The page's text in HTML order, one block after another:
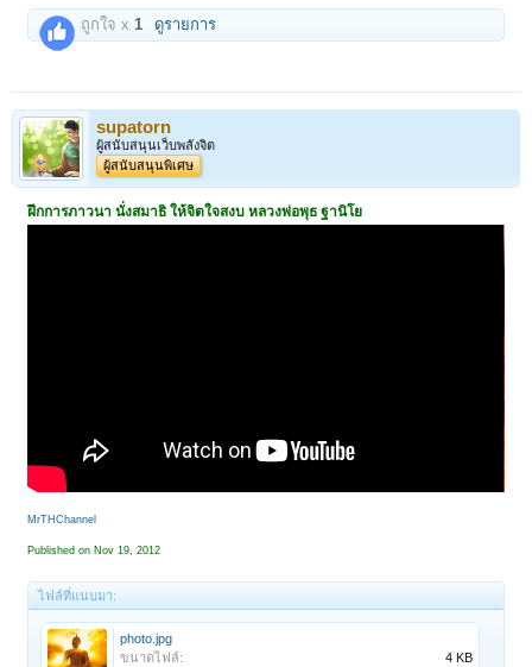
ถูกใจ x1 ดูรายการ
supatorn
ผู้สนับสนุนเว็บพลังจิต
ผู้สนับสนุนพิเศษ
ฝึกการภาวนา นั่งสมาธิ ให้จิตใจสงบ หลวงพ่อพุธ ฐานิโย
MrTHChannel
Published on Nov 19, 2012
ไฟล์ที่แนบมา:
photo.jpg
ขนาดไฟล์:
4 KB